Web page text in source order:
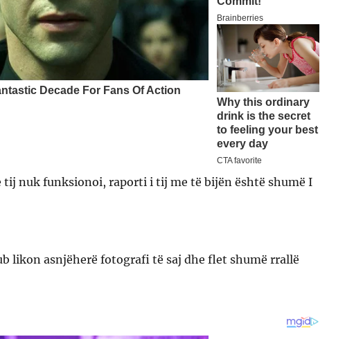
tij nuk funksionoi, raporti i tij me të bijën është shumë I
likon asnjëherë fotografi të saj dhe flet shumë rrallë